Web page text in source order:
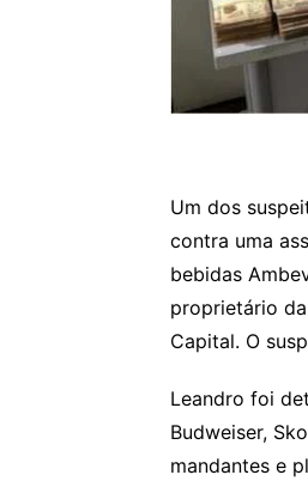
Um dos
contra uma
bebidas
proprietário
Capital. O
Leandro foi
Budweiser,
mandantes e